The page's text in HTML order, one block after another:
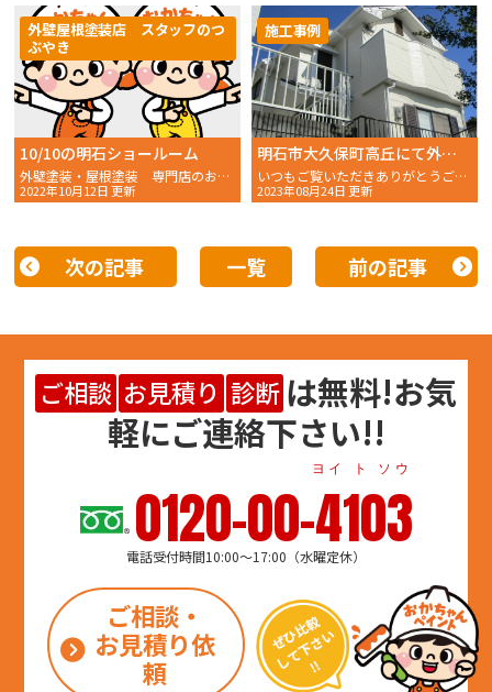
10/10の明石ショールーム
外壁塗装・屋根塗装 専門店のおかちゃんペイントです！
2022年10月12日 更新
外壁屋根塗装店 スタッフのつ
ぶやき
明石市大久保町高丘にて外壁塗装・屋根塗装工事を行いました！
いつもご覧いただきありがとうございます。 おかちゃんペ
2023年08月24日 更新
施工事例
次の記事 一覧 前の記事
ご相談 お見積り 診断 は無料!お気
軽にご連絡下さい!!
0120-00-4103
ヨイ ト ソウ
電話受付時間10:00～17:00（水曜定休）
ご相談・
お見積り依
頼